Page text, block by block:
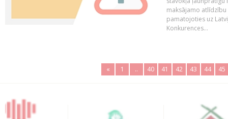
maksājamo
pamatojoties uz
Konkurences...
« 1 .. 40 41 42 43 44 45